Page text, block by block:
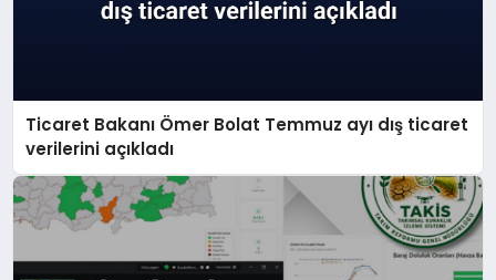
Ticaret Bakanı Ömer Bolat Temmuz ayı dış ticaret
verilerini açıkladı